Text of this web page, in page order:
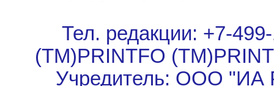
Тел. редакции: +7-
(TM)PRINTFO
Учредитель: ООО "ИА